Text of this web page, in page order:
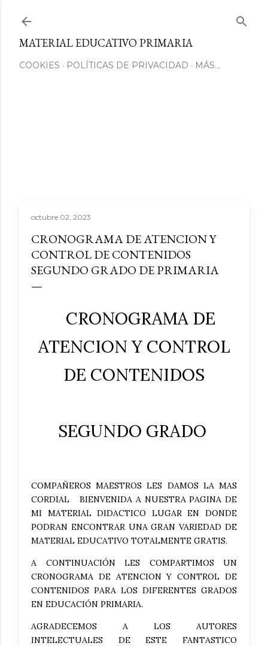
MATERIAL EDUCATIVO PRIMARIA
COOKIES POLÍTICAS DE PRIVACIDAD MÁS…
octubre 02, 2023
CRONOGRAMA DE ATENCION Y
CONTROL DE CONTENIDOS
SEGUNDO GRADO DE PRIMARIA
CRONOGRAMA DE
ATENCION Y CONTROL
DE CONTENIDOS
SEGUNDO GRADO
COMPAÑEROS MAESTROS LES DAMOS LA MAS
CORDIAL BIENVENIDA A NUESTRA PAGINA DE
MI MATERIAL DIDACTICO LUGAR EN DONDE
PODRAN ENCONTRAR UNA GRAN VARIEDAD DE
MATERIAL EDUCATIVO TOTALMENTE GRATIS.
A CONTINUACIÓN LES COMPARTIMOS UN
CRONOGRAMA DE ATENCION Y CONTROL DE
CONTENIDOS PARA LOS DIFERENTES GRADOS
EN EDUCACIÓN PRIMARIA.
AGRADECEMOS A LOS AUTORES
INTELECTUALES DE ESTE FANTASTICO